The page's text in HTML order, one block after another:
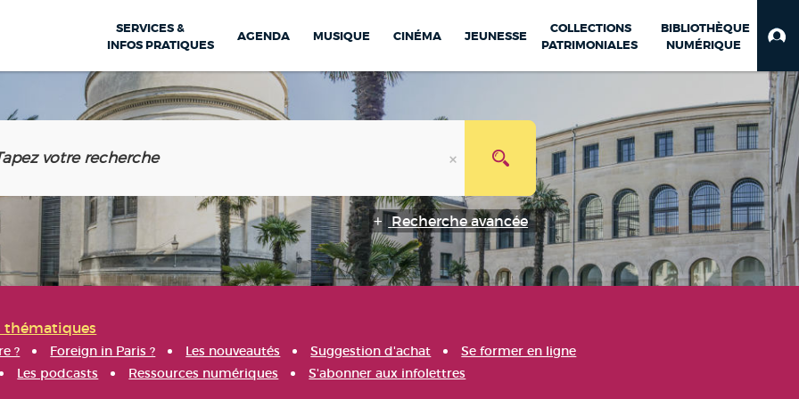
SERVICES &
INFOS PRATIQUES
AGENDA MUSIQUE CINÉMA JEUNESSE
COLLECTIONS
PATRIMONIALES
BIBLIOTHÈQUE
NUMÉRIQUE
Recherche avancée
thématiques
? Foreign in Paris ? Les nouveautés Suggestion d'achat
Se former en ligne
Les podcasts Ressources numériques S'abonner aux infolettres